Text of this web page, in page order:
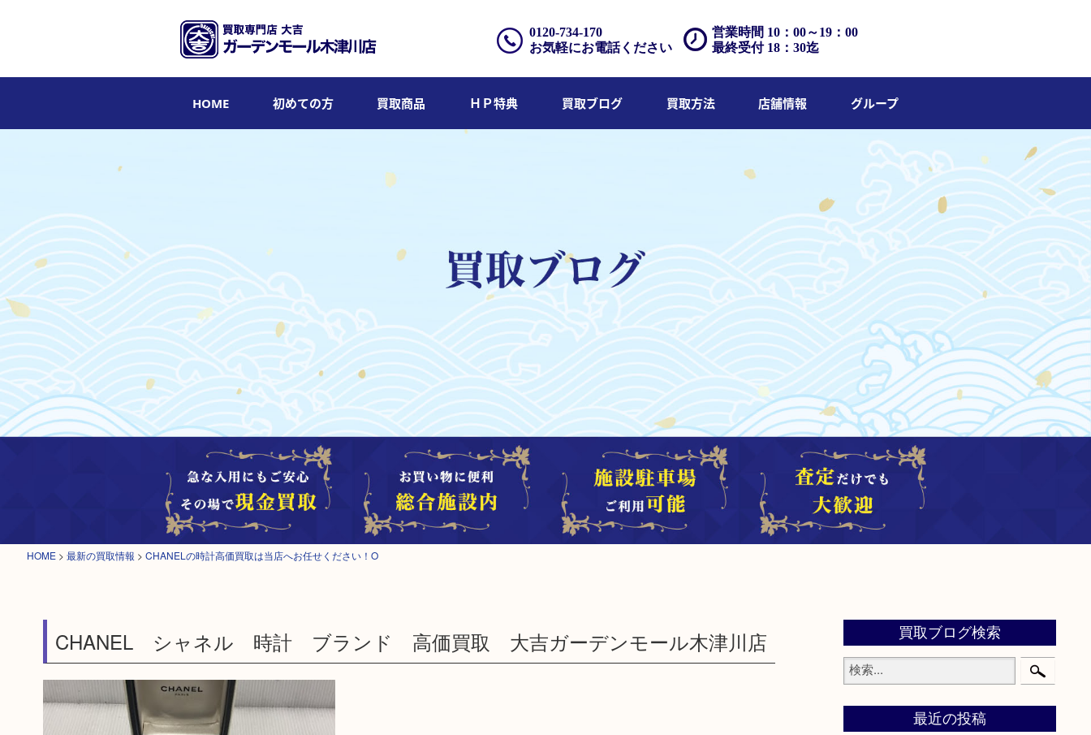
営業時間 10：00～19：00
最終受付 18：30迄
0120-734-170
お気軽にお電話ください
HOME 初めての方 買取商品 ＨＰ特典 買取ブログ 買取方法 店舗情報 グループ
HOME > 最新の買取情報 > CHANELの時計高価買取は当店へお任せください！O
CHANEL シャネル 時計 ブランド 高価買取 大吉ガーデンモール木津川店 買取ブログ検索
最近の投稿